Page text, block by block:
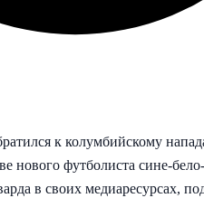
к колумбийскому
нового футболиста сине-
в своих медиаресурсах,